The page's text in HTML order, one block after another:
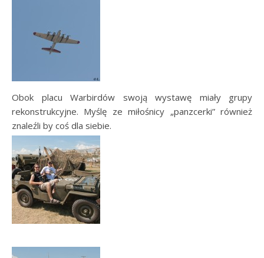
Obok placu Warbirdów swoją wystawę miały grupy
rekonstrukcyjne. Myślę ze miłośnicy „panzcerki” również
znaleźli by coś dla siebie.